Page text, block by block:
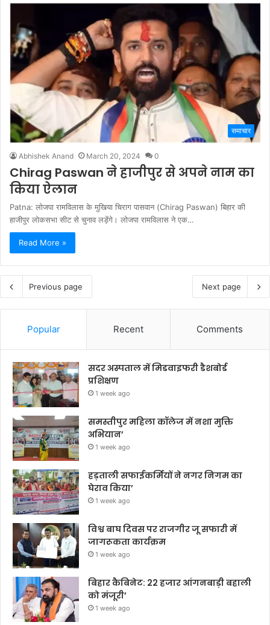
समाचार
Abhishek Anand March 20, 2024 0
Chirag Paswan ने हाजीपुर से अपने नाम का
किया ऐलान
Patna: लोजपा रामविलास के मुखिया चिराग पासवान (Chirag Paswan) बिहार की
हाजीपुर लोकसभा सीट से चुनाव लड़ेंगे। लोजपा रामविलास ने एक…
Read More »
Previous page Next page
Popular Recent Comments
सदर अस्पताल में मिडवाइफरी डैशबोर्ड
प्रशिक्षण
1 week ago
समस्तीपुर महिला कॉलेज में नशा मुक्ति
अभियान’
1 week ago
हड़ताली सफाईकर्मियों ने नगर निगम का
घेराव किया’
1 week ago
विश्व बाघ दिवस पर राजगीर जू सफारी में
जागरूकता कार्यक्रम
1 week ago
बिहार कैबिनेट: 22 हजार आंगनबाड़ी बहाली
को मंजूरी’
1 week ago